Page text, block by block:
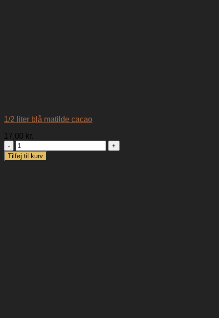
1/2 liter blå matilde cacao
17,00 kr.
1/2
liter
blå
Tilføj til kurv